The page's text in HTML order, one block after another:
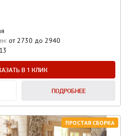
от 2730 до 2940
13
В 1 КЛИК
ПОДРОБНЕЕ
ПРОСТАЯ СБОРКА